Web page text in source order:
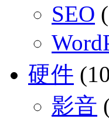
SEO
硬件
影音